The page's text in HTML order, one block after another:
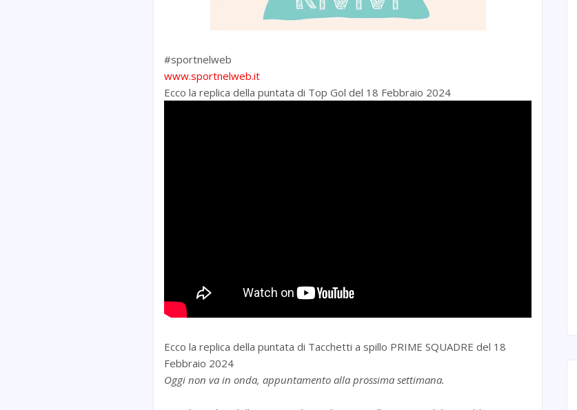
#sportnelweb
www.sportnelweb.it
Ecco la replica della puntata di Top Gol del 18 Febbraio 2024
Ecco la replica della puntata di Tacchetti a spillo PRIME SQUADRE del 18
Febbraio 2024
Oggi non va in onda, appuntamento alla prossima settimana.